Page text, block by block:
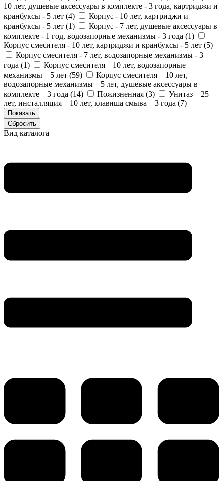
10 лет, душевые аксессуары в комплекте - 3 года, картриджи и
кранбуксы - 5 лет (4)
Корпус - 10 лет, картриджи и
кранбуксы - 5 лет (1)
Корпус - 7 лет, душевые аксессуары в
комплекте - 1 год, водозапорные механизмы - 3 года (1)
Корпус смесителя - 10 лет, картриджи и кранбуксы - 5 лет (5)
Корпус смесителя - 7 лет, водозапорные механизмы - 3
года (1)
Корпус смесителя – 10 лет, водозапорные
механизмы – 5 лет (59)
Корпус смесителя – 10 лет,
водозапорные механизмы – 5 лет, душевые аксессуары в
комплекте – 3 года (14) Пожизненная (3)
Унитаз – 25
лет, инсталляция – 10 лет, клавиша смыва – 3 года (7)
Вид каталога